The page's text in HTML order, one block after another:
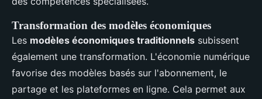
Transformation des modèles économiques
Les modèles économiques traditionnels subissent
également une transformation. L'économie numérique
favorise des modèles basés sur l'abonnement, le
partage et les plateformes en ligne. Cela permet aux